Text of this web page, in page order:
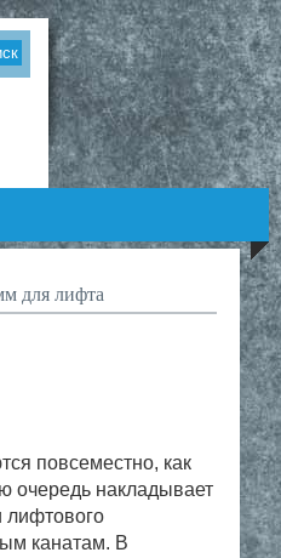
для лифта
повсеместно, как
очередь накладывает
лифтового
канатам. В